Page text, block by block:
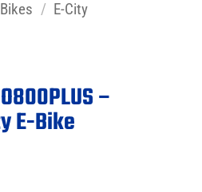
Bikes / E-City
–
E-Bike